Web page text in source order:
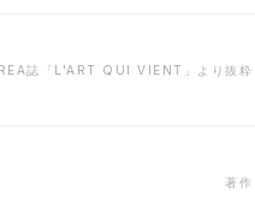
誌「L'ART QUI VIENT」より抜粋
著作